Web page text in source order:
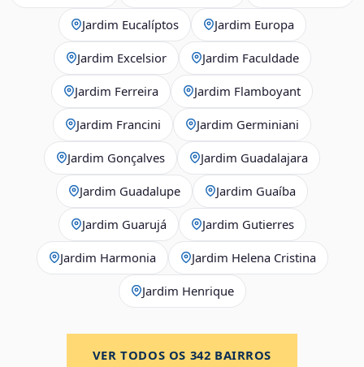
Jardim Eucalíptos Jardim Europa
Jardim Excelsior Jardim Faculdade
Jardim Ferreira Jardim Flamboyant
Jardim Francini Jardim Germiniani
Jardim Gonçalves Jardim Guadalajara
Jardim Guadalupe Jardim Guaíba
Jardim Guarujá Jardim Gutierres
Jardim Harmonia Jardim Helena Cristina
Jardim Henrique
VER TODOS OS 342 BAIRROS